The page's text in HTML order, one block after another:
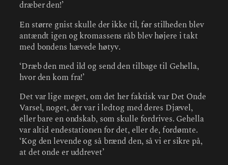
dræber den!’
En større gnist skulle der ikke til, før stilheden blev
antændt igen og kromassens råb blev højere i takt
med bondens hævede høtyv.
‘Dræb den med ild og send den tilbage til Gehella,
hvor den kom fra!’
Det var lige meget, om det her faktisk var Det Onde
Varsel, noget, der var i ledtog med deres Djævel,
eller bare en ondskab, som skulle fordrives. Gehella
var altid endestationen for det, eller de, fordømte.
‘Kog den levende og så brænd den, så vi er sikre på,
at det onde er uddrevet’